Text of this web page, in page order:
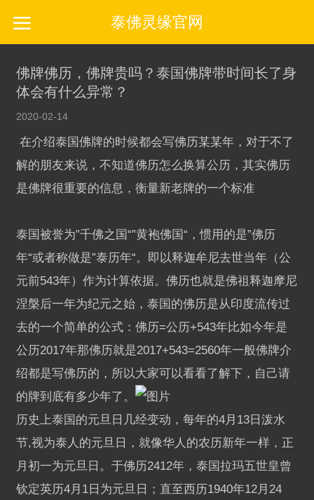
泰佛灵缘官网
佛牌佛历，佛牌贵吗？泰国佛牌带时间长了身
体会有什么异常？
2020-02-14
在介绍泰国佛牌的时候都会写佛历某某年，对于不了
解的朋友来说，不知道佛历怎么换算公历，其实佛历
是佛牌很重要的信息，衡量新老牌的一个标准
泰国被誉为”千佛之国“”黄袍佛国“，惯用的是”佛历
年“或者称做是”泰历年“。即以释迦牟尼去世当年（公
元前543年）作为计算依据。佛历也就是佛祖释迦摩尼
涅槃后一年为纪元之始，泰国的佛历是从印度流传过
去的一个简单的公式：佛历=公历+543年比如今年是
公历2017年那佛历就是2017+543=2560年一般佛牌介
绍都是写佛历的，所以大家可以看看了解下，自己请
的牌到底有多少年了。
历史上泰国的元旦日几经变动，每年的4月13日泼水
节,视为泰人的元旦日，就像华人的农历新年一样，正
月初一为元旦日。于佛历2412年，泰国拉玛五世皇曾
钦定英历4月1日为元旦日；直至西历1940年12月24